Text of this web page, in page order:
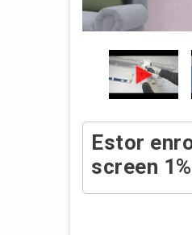
Estor
screen